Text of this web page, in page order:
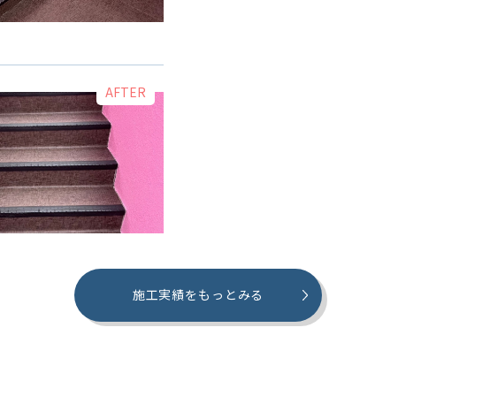
施工実績をもっとみる